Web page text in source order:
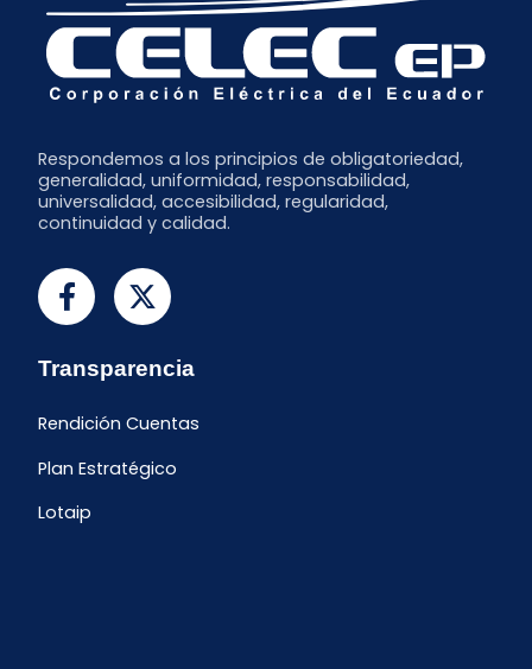
Respondemos a los principios de obligatoriedad,
generalidad, uniformidad, responsabilidad,
universalidad, accesibilidad, regularidad,
continuidad y calidad.
Transparencia
Rendición Cuentas
Plan Estratégico
Lotaip